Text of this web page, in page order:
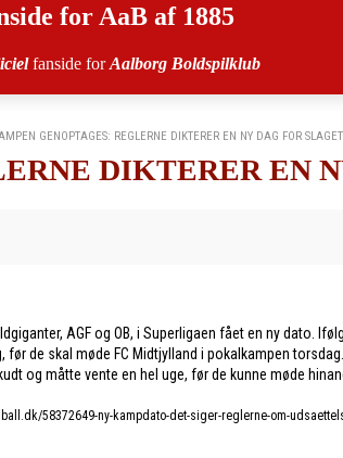
for AaB af 1885
fanside forAalborg Boldspilklub
GENOPTAGES: REGLERNE DIKTERER EN NY DAG FOR
DIKTERER EN
AGF og OB, i Superligaen fået en ny dato.
de skal møde FC Midtjylland i pokalkampen
og måtte vente en hel uge, før de kunne møde
58372649-ny-kampdato-det-siger-reglerne-om-